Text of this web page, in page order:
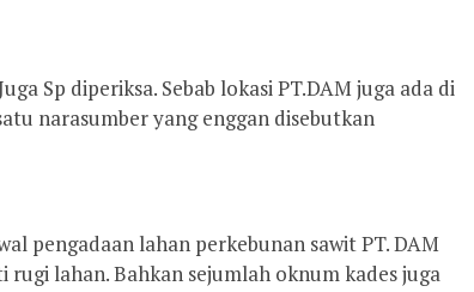
Sp diperiksa. Sebab lokasi PT.DAM juga ada di
narasumber yang enggan disebutkan
pengadaan lahan perkebunan sawit PT. DAM
rugi lahan. Bahkan sejumlah oknum kades juga